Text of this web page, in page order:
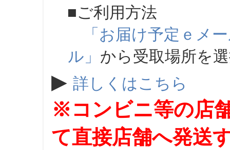
■ご利用方法
「お届け予定ｅメ
ル」 から受取場所を
▶ 詳しくはこちら
※コンビニ等の店
て直接店舗へ発送